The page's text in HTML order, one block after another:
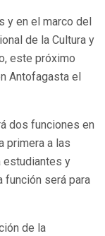
y en el marco del
de la Cultura y
este próximo
Antofagasta el
dos funciones en
primera a las
estudiantes y
función será para
de la